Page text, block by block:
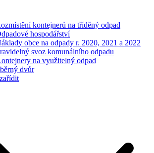
kontejnerů na tříděný odpad
hospodářství
obce na odpady r. 2020, 2021 a 2022
svoz komunálního odpadu
na využitelný odpad
dvůr